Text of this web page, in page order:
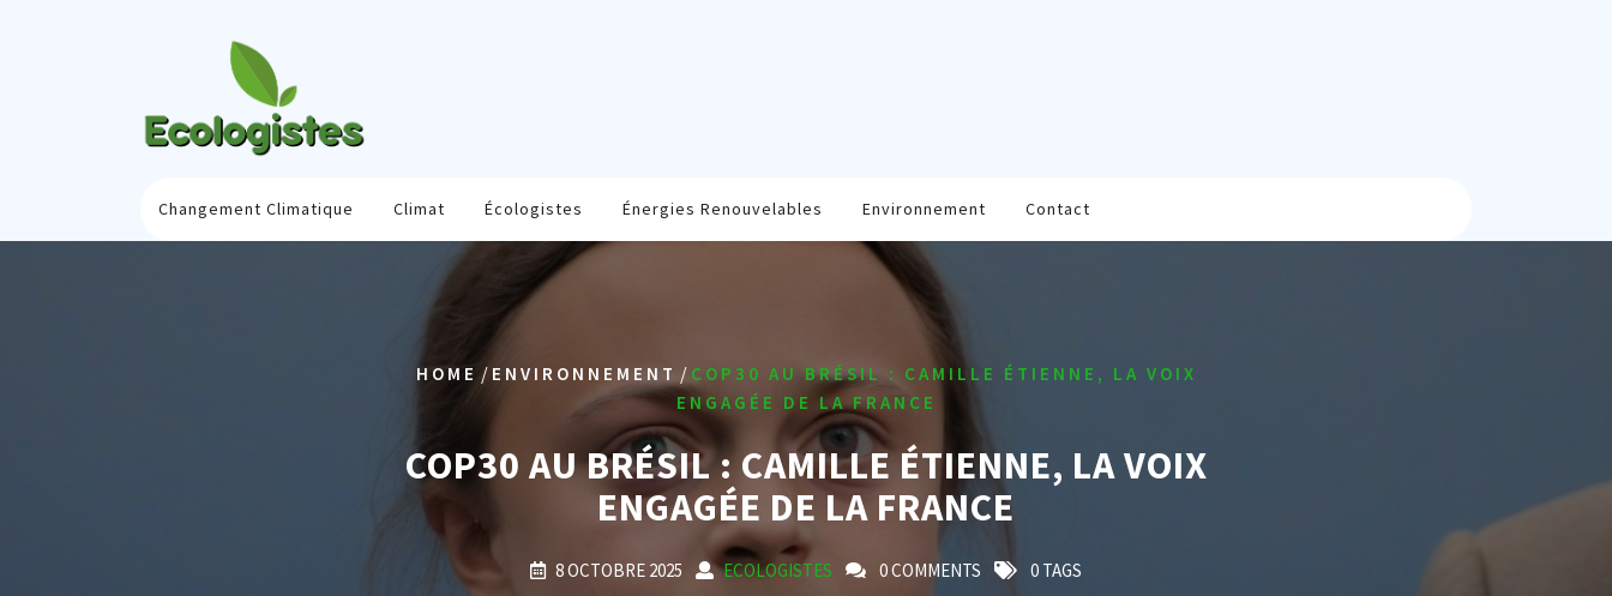
Changement Climatique Climat Écologistes Énergies Renouvelables Environnement Contact
HOME / ENVIRONNEMENT / COP30 AU BRÉSIL : CAMILLE ÉTIENNE, LA VOIX
ENGAGÉE DE LA FRANCE
COP30 AU BRÉSIL : CAMILLE ÉTIENNE, LA VOIX
ENGAGÉE DE LA FRANCE
8 OCTOBRE 2025 ECOLOGISTES 0 COMMENTS 0 TAGS